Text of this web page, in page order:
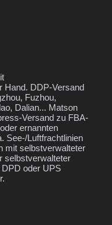
Hand. DDP-Versand
Fuzhou,
Dalian... Matson
Versand zu FBA-
ernannten
See-/Luftfrachtlinien
mit selbstverwalteter
selbstverwalteter
oder UPS